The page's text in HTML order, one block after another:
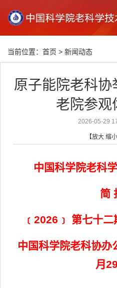
当前位置： 首页 > 新闻动态
原子能院老科
老院参观
2026-05-29
【放大 缩小
中国科学院老科
简
﹝2026﹞ 第七十二
中国科学院老科
月